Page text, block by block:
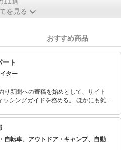
を見る
おすすめ商品
ート
ター
り新聞への寄稿を始めとして、サイト
ッシングガイドを務める。 ほかにも雑誌
って
らゆるジャンルの釣りを体験し、季節に
旬な魚を追っている。 キャンプ用品は、
ミリタリー系ギアで揃えるマニアな一面
自転車、アウトドア・キャンプ、自動